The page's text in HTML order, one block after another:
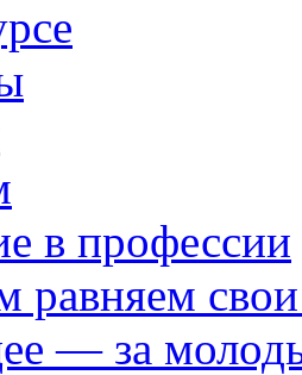
в профессии
равняем
— за